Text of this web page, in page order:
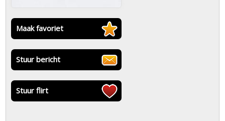
Maak favoriet
Stuur bericht
Stuur flirt